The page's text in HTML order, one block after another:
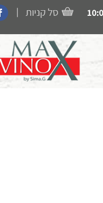
ותמיכה זמין בין הימים א’-ה’ בין השעות 10:00-
|